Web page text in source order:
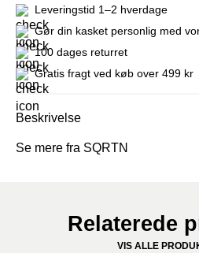
Leveringstid 1–2 hverdage
Gør din kasket personlig med
100 dages returret
Gratis fragt ved køb over 499 kr
Beskrivelse
Se mere fra SQRTN
Relaterede
VIS ALLE